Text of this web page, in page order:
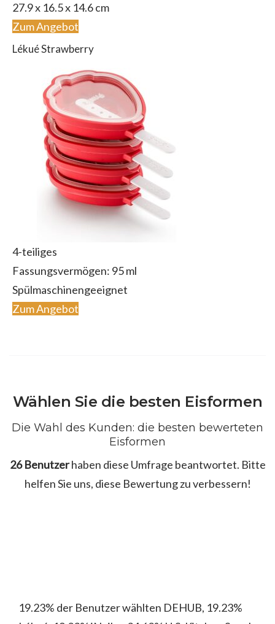
27.9 x 16.5 x 14.6 cm
Zum Angebot
Lékué Strawberry
4-teiliges
Fassungsvermögen: 95 ml
Spülmaschinengeeignet
Zum Angebot
Wählen Sie die besten Eisformen
Die Wahl des Kunden: die besten bewerteten
Eisformen
26 Benutzerhaben diese Umfrage beantwortet. Bitte
helfen Sie uns, diese Bewertung zu verbessern!
19.23% der Benutzer wählten DEHUB, 19.23%